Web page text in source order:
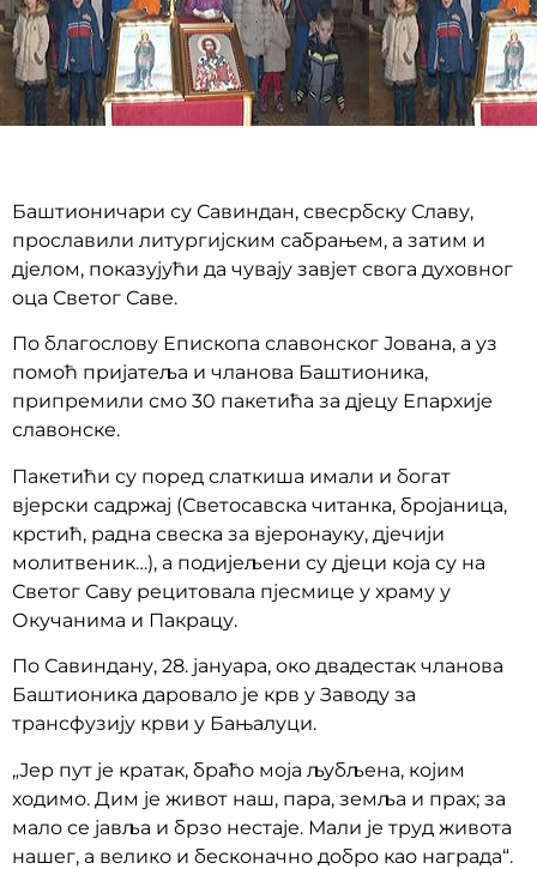
Баштионичари су Савиндан, свесрбску Славу,
прославили литургијским сабрањем, а затим и
дјелом, показујући да чувају завјет свога духовног
оца Светог Саве.
По благослову Епископа славонског Јована, а уз
помоћ пријатеља и чланова Баштионика,
припремили смо 30 пакетића за дјецу Епархије
славонске.
Пакетићи су поред слаткиша имали и богат
вјерски садржај (Светосавска читанка, бројаница,
крстић, радна свеска за вјеронауку, дјечији
молитвеник…), а подијељени су дјеци која су на
Светог Саву рецитовала пјесмице у храму у
Окучанима и Пакрацу.
По Савиндану, 28. јануара, око двадестак чланова
Баштионика даровало је крв у Заводу за
трансфузију крви у Бањалуци.
„Јер пут је кратак, браћо моја љубљена, којим
ходимо. Дим је живот наш, пара, земља и прах; за
мало се јавља и брзо нестаје. Мали је труд живота
нашег, а велико и бесконачно добро као награда“.